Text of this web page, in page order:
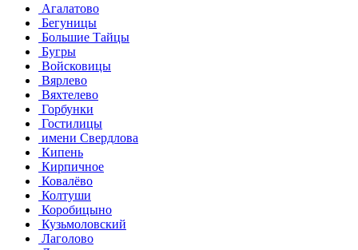
Агалатово
Бегуницы
Большие Тайцы
Бугры
Войсковицы
Вярлево
Вяхтелево
Горбунки
Гостилицы
имени Свердлова
Кипень
Кирпичное
Ковалёво
Колтуши
Коробицыно
Кузьмоловский
Лаголово